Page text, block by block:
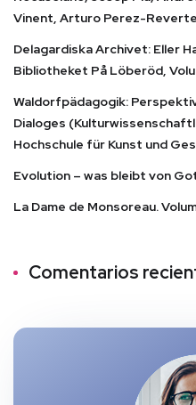
Vinent, Arturo Perez-
Delagardiska Archivet: Eller
Bibliotheket På Löberöd,
Waldorfpädagogik:
Dialoges
Hochschule für Kunst und
Evolution – was bleibt von
La Dame de Monsoreau.
Comentarios